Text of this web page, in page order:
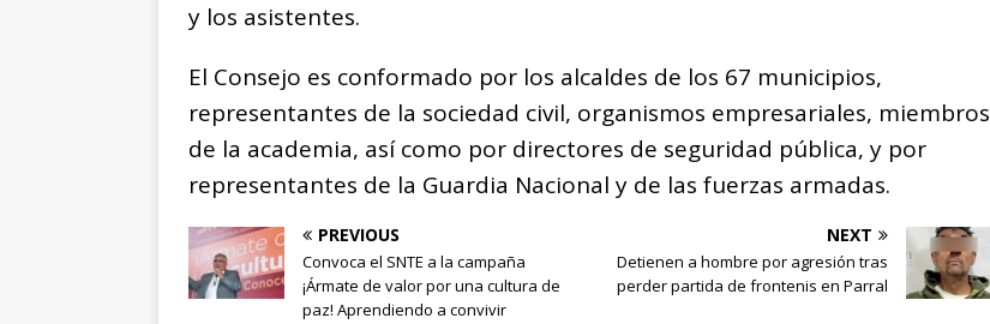
y los asistentes.
El Consejo es conformado por los alcaldes de los 67 municipios,
representantes de la sociedad civil, organismos empresariales, miembros
de la academia, así como por directores de seguridad pública, y por
representantes de la Guardia Nacional y de las fuerzas armadas.
PREVIOUS
Convoca el SNTE a la campaña
¡Ármate de valor por una cultura de
paz! Aprendiendo a convivir
NEXT
Detienen a hombre por agresión tras
perder partida de frontenis en Parral